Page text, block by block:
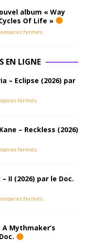
album « Way
Of Life »
fermés
EN LIGNE
– Eclipse (2026) par
fermés
– Reckless (2026)
fermés
II (2026) par le Doc.
fermés
Mythmaker’s